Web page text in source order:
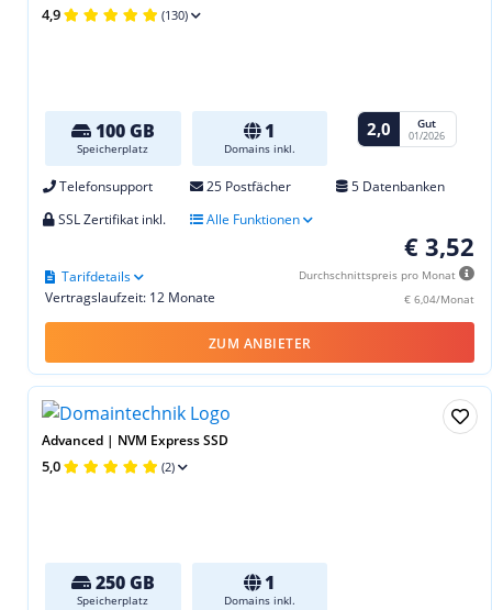
4,9 (130)
100 GB
Speicherplatz
1
Domains inkl.
2,0 Gut
01/2026
Telefonsupport 25 Postfächer
5 Datenbanken
SSL Zertifikat inkl.
Alle Funktionen
€ 3,52
Durchschnittspreis pro Monat
€ 6,04/Monat
Vertragslaufzeit: 12 Monate
Tarifdetails
ZUM ANBIETER
Advanced | NVM Express SSD
5,0 (2)
250 GB
Speicherplatz
1
Domains inkl.